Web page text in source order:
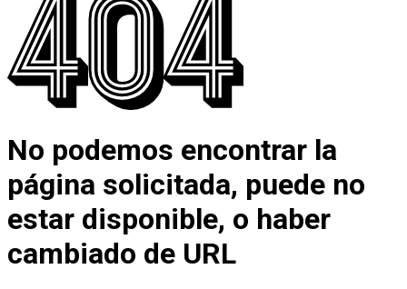
No podemos encontrar la
página solicitada, puede no
estar disponible, o haber
cambiado de URL